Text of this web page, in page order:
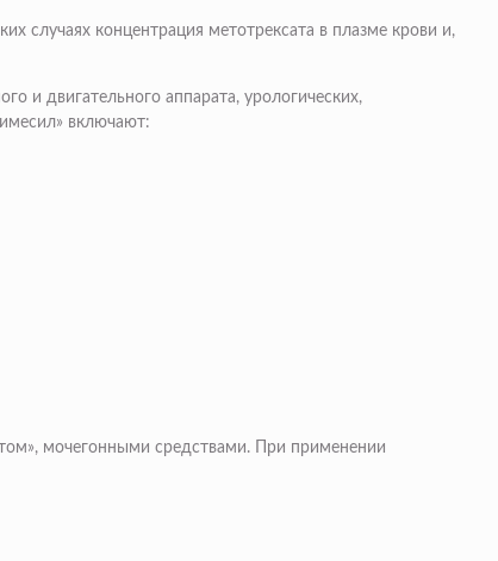
случаях концентрация метотрексата в плазме крови и,
и двигательного аппарата, урологических,
включают:
мочегонными средствами. При применении